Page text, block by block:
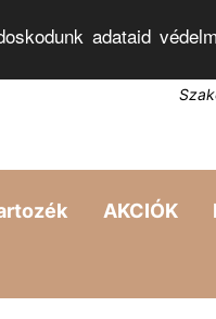
adataid
AKCIÓK